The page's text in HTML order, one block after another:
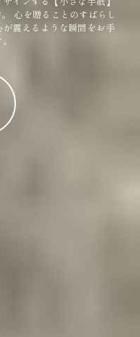
心を贈ることのすばらし
震えるような瞬間をお手